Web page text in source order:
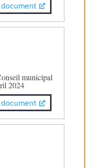
municipal
2024